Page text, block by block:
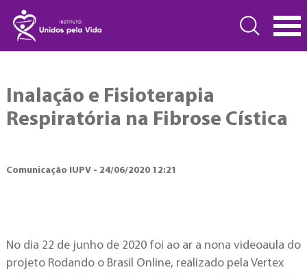
Inalação e Fisioterapia
Respiratória na Fibrose Cística
Comunicação IUPV - 24/06/2020 12:21
No dia 22 de junho de 2020 foi ao ar a nona videoaula do
projeto Rodando o Brasil Online, realizado pela Vertex